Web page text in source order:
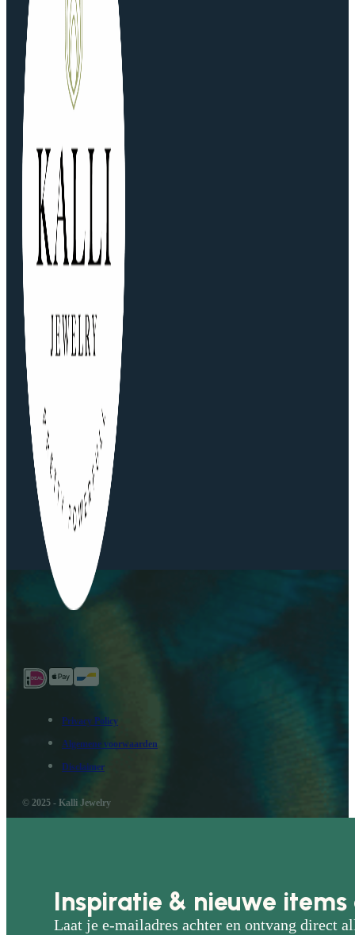
Privacy Policy
Algemene voorwaarden
Disclaimer
© 2025 - Kalli Jewelry
Inspiratie & nieuwe
Laat je e-mailadres achter en ontvang direct